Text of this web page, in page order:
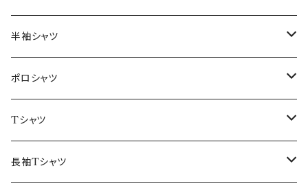
46/M
48/L
50/XL～
～44/S
46/M
48/L
50/XL～
半袖シャツ
～44/S
46/M
48/L
ポロシャツ
～44/S
46/M
Tシャツ
～44/S
長袖Tシャツ